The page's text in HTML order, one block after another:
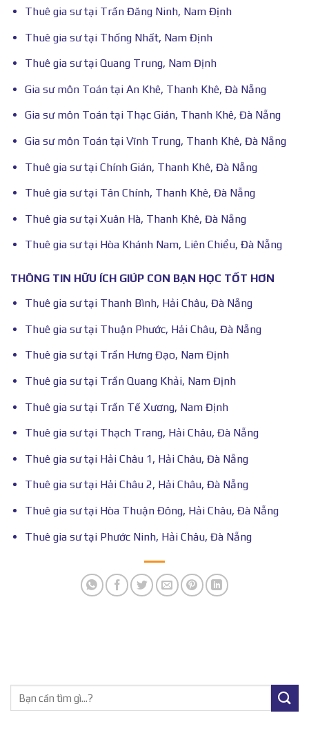
Thuê gia sư tại Trần Đăng Ninh, Nam Định
Thuê gia sư tại Thống Nhất, Nam Định
Thuê gia sư tại Quang Trung, Nam Định
Gia sư môn Toán tại An Khê, Thanh Khê, Đà Nẵng
Gia sư môn Toán tại Thạc Gián, Thanh Khê, Đà Nẵng
Gia sư môn Toán tại Vĩnh Trung, Thanh Khê, Đà Nẵng
Thuê gia sư tại Chính Gián, Thanh Khê, Đà Nẵng
Thuê gia sư tại Tân Chính, Thanh Khê, Đà Nẵng
Thuê gia sư tại Xuân Hà, Thanh Khê, Đà Nẵng
Thuê gia sư tại Hòa Khánh Nam, Liên Chiểu, Đà Nẵng
THÔNG TIN HỮU ÍCH GIÚP CON BẠN HỌC TỐT HƠN
Thuê gia sư tại Thanh Bình, Hải Châu, Đà Nẵng
Thuê gia sư tại Thuận Phước, Hải Châu, Đà Nẵng
Thuê gia sư tại Trần Hưng Đạo, Nam Định
Thuê gia sư tại Trần Quang Khải, Nam Định
Thuê gia sư tại Trần Tế Xương, Nam Định
Thuê gia sư tại Thạch Trang, Hải Châu, Đà Nẵng
Thuê gia sư tại Hải Châu 1, Hải Châu, Đà Nẵng
Thuê gia sư tại Hải Châu 2, Hải Châu, Đà Nẵng
Thuê gia sư tại Hòa Thuận Đông, Hải Châu, Đà Nẵng
Thuê gia sư tại Phước Ninh, Hải Châu, Đà Nẵng